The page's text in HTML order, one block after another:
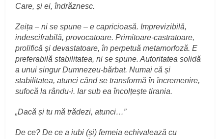
Care, și ei, îndrăznesc.
Zeița – ni se spune – e capricioasă. Imprevizibilă,
indescifrabilă, provocatoare. Primitoare-castratoare,
prolifică și devastatoare, în perpetuă metamorfoză. E
preferabilă stabilitatea, ni se spune. Autoritatea solidă
a unui singur Dumnezeu-bărbat. Numai că și
stabilitatea, atunci când se transformă în încremenire,
sufocă la rându-i. Iar sub ea încolțește tirania.
„Dacă și tu mă trădezi, atunci…”
De ce? De ce a iubi (și) femeia echivalează cu